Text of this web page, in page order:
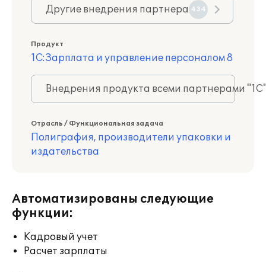
Другие внедрения партнера 434
Продукт
1С:Зарплата и управление персоналом 8
Внедрения продукта всеми партнерами
Отрасль / Функциональная задача
Полиграфия, производители упаковки и
издательства
Автоматизированы следующие
функции:
Кадровый учет
Расчет зарплаты